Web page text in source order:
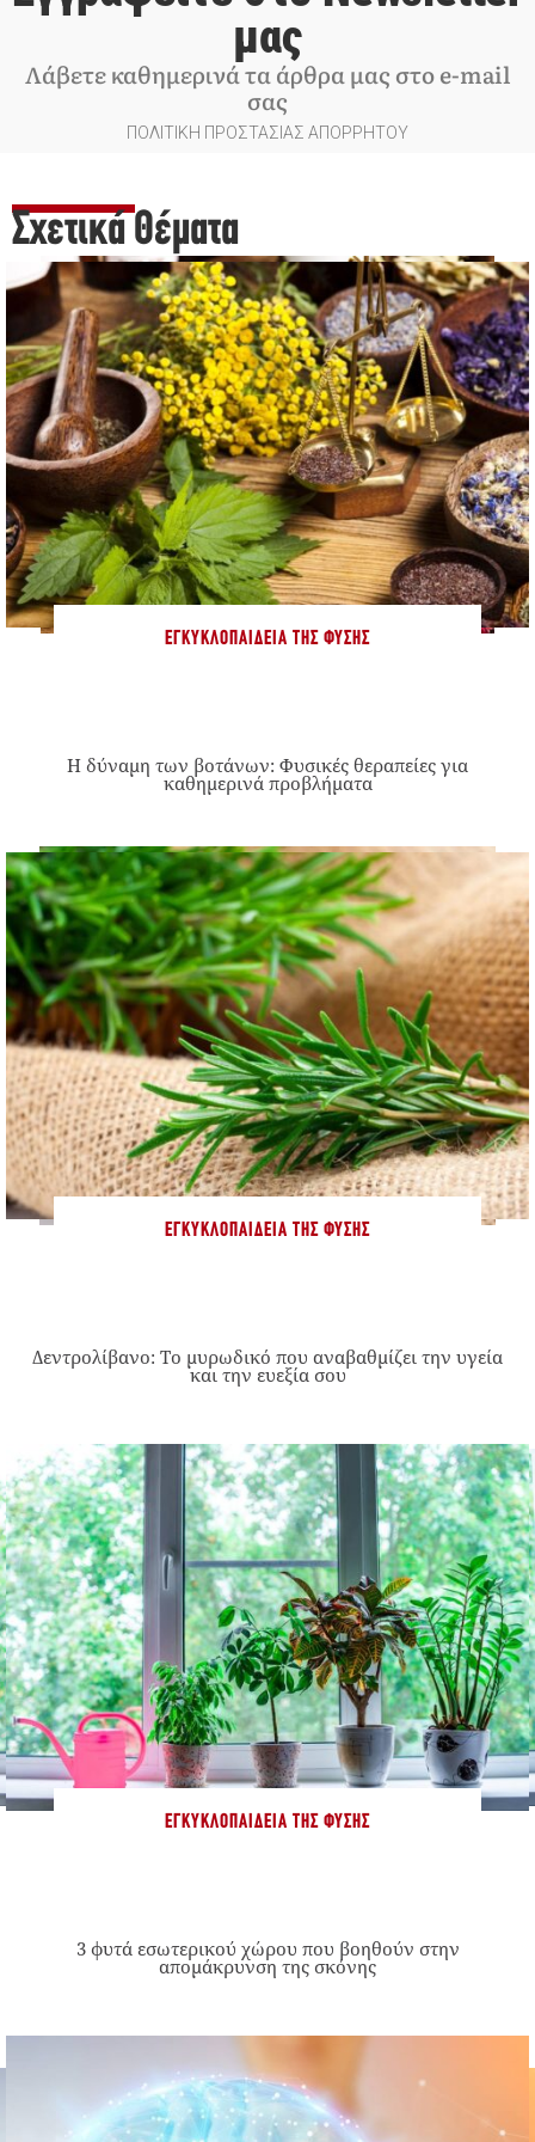
μας
Λάβετε καθημερινά τα άρθρα μας στο e-mail
σας
ΠΟΛΙΤΙΚΗ ΠΡΟΣΤΑΣΙΑΣ ΑΠΟΡΡΗΤΟΥ
Σχετικά Θέματα
ΕΓΚΥΚΛΟΠΑΊΔΕΙΑ ΤΗΣ ΦΎΣΗΣ
Η δύναμη των βοτάνων: Φυσικές θεραπείες για
καθημερινά προβλήματα
ΕΓΚΥΚΛΟΠΑΊΔΕΙΑ ΤΗΣ ΦΎΣΗΣ
Δεντρολίβανο: Το μυρωδικό που αναβαθμίζει την υγεία
και την ευεξία σου
ΕΓΚΥΚΛΟΠΑΊΔΕΙΑ ΤΗΣ ΦΎΣΗΣ
3 φυτά εσωτερικού χώρου που βοηθούν στην
απομάκρυνση της σκόνης